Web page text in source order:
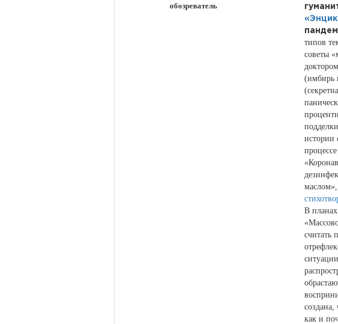
обозреватель
типов
советы
(имбирь
истории
В
считать
создана,
как и